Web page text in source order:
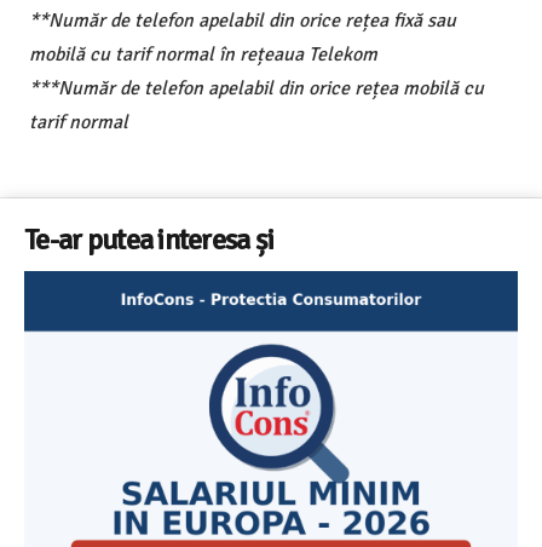
**Număr de telefon apelabil din orice rețea fixă sau
mobilă cu tarif normal în rețeaua Telekom
***Număr de telefon apelabil din orice rețea mobilă cu
tarif normal
Te-ar putea interesa și